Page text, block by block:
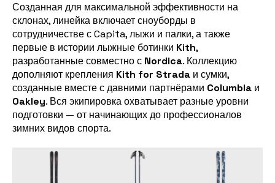
Созданная для максимальной эффективности на
склонах, линейка включает сноуборды в
сотрудничестве с Capita, лыжи и палки, а также
первые в истории лыжные ботинки Kith,
разработанные совместно с Nordica. Коллекцию
дополняют крепления Kith for Strada и сумки,
созданные вместе с давними партнёрами Columbia и
Oakley. Вся экипировка охватывает разные уровни
подготовки — от начинающих до профессионалов
зимних видов спорта.